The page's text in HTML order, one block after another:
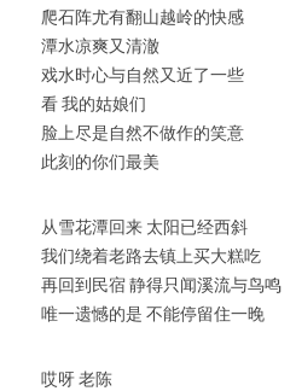
爬石阵尤有翻山越岭的快感
潭水凉爽又清澈
戏水时心与自然又近了一些
看 我的姑娘们
脸上尽是自然不做作的笑意
此刻的你们最美
从雪花潭回来 太阳已经西斜
我们绕着老路去镇上买大糕吃
再回到民宿 静得只闻溪流与鸟鸣
唯一遗憾的是 不能停留住一晚
哎呀 老陈